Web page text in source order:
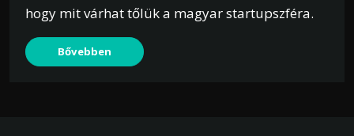
hogy mit várhat tőlük a magyar startupszféra.
Bővebben